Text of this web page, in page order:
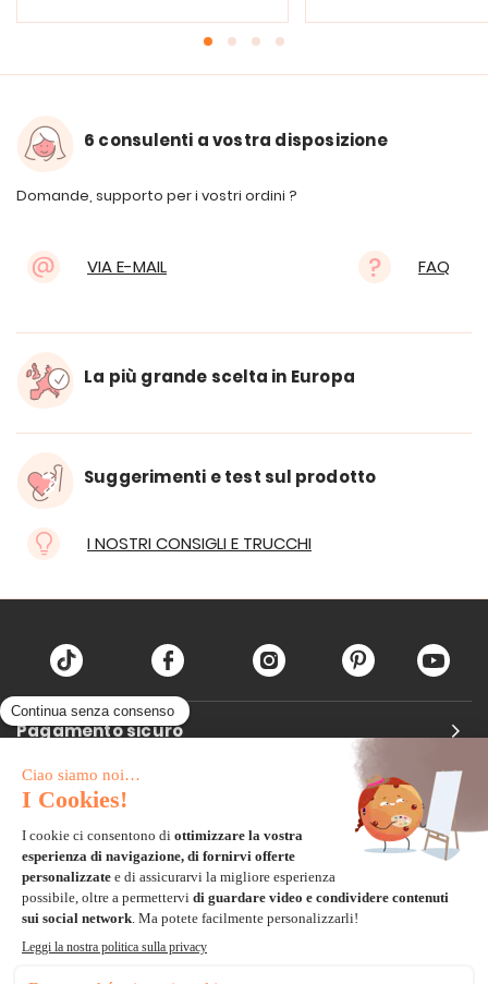
6 consulenti a vostra disposizione
Domande, supporto per i vostri ordini ?
VIA E-MAIL FAQ
La più grande scelta in Europa
Suggerimenti e test sul prodotto
I NOSTRI CONSIGLI E TRUCCHI
Pagamento sicuro
Carta di credito
Paypal
Bonifico Bancario
3 volte senza tasse